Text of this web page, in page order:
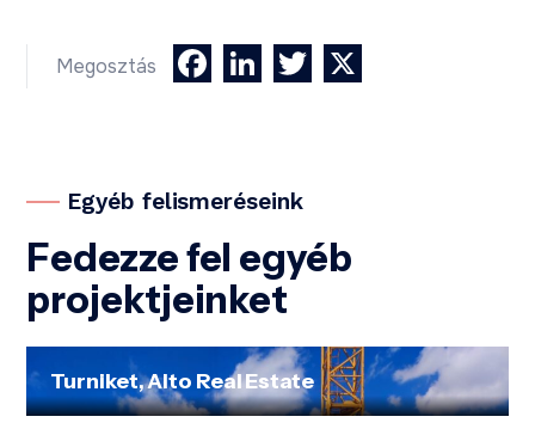
Megosztás Facebook
LinkedIn
Twitter
Egyéb felismeréseink
Fedezze fel egyéb
projektjeinket
Turniket, Alto Real Estate